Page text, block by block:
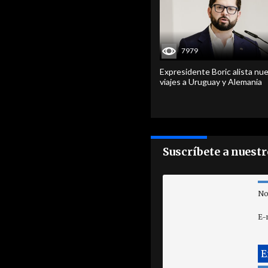
7979
Expresidente Boric alista
viajes a Uruguay y Alemania
Suscríbete a
E-